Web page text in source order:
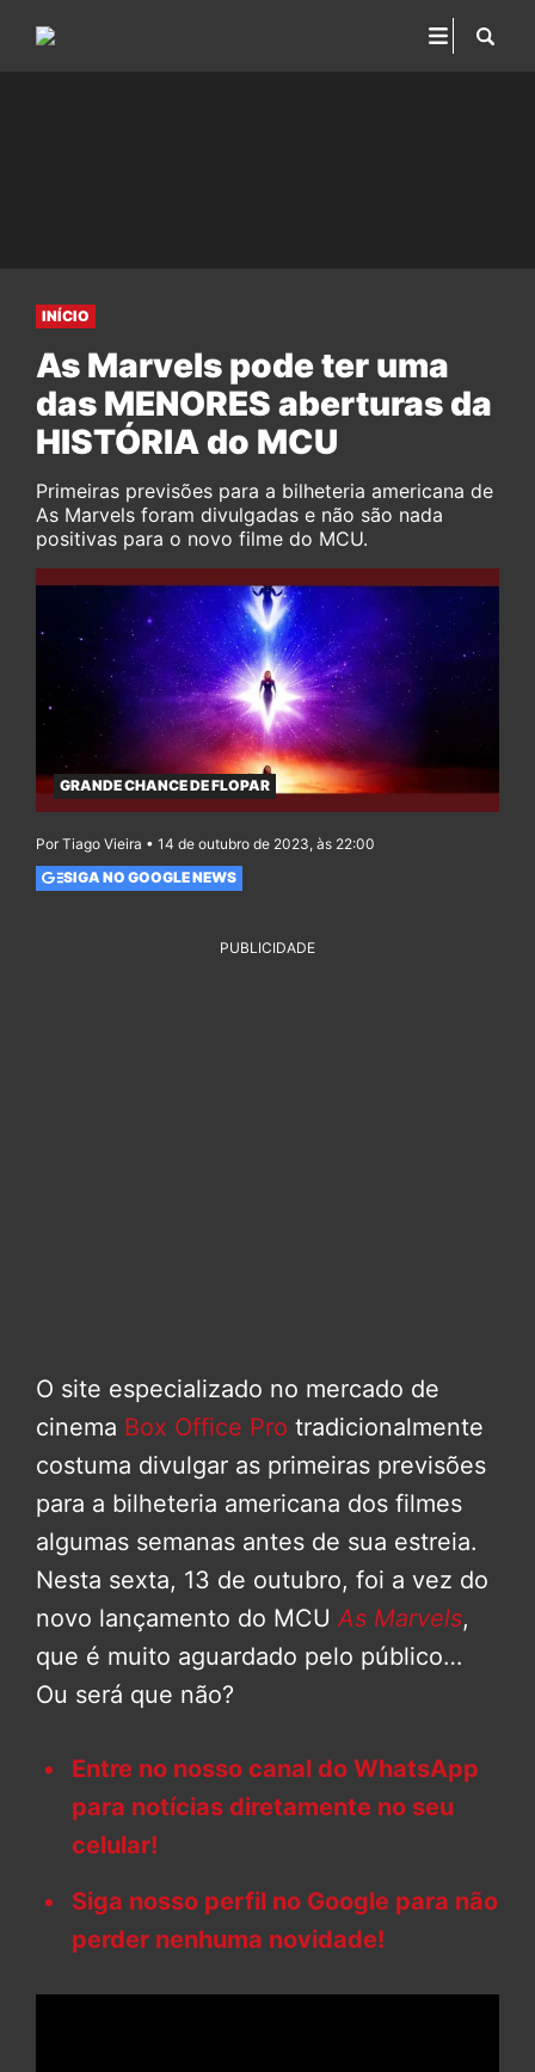
INÍCIO
As Marvels pode ter uma
das MENORES aberturas da
HISTÓRIA do MCU
Primeiras previsões para a bilheteria americana de
As Marvels foram divulgadas e não são nada
positivas para o novo filme do MCU.
GRANDE CHANCE DE FLOPAR
Por Tiago Vieira • 14 de outubro de 2023, às 22:00
SIGA NO GOOGLE NEWS
PUBLICIDADE
O site especializado no mercado de
cinema Box Office Pro tradicionalmente
costuma divulgar as primeiras previsões
para a bilheteria americana dos filmes
algumas semanas antes de sua estreia.
Nesta sexta, 13 de outubro, foi a vez do
novo lançamento do MCU As Marvels,
que é muito aguardado pelo público…
Ou será que não?
Entre no nosso canal do WhatsApp
para notícias diretamente no seu
celular!
Siga nosso perfil no Google para não
perder nenhuma novidade!